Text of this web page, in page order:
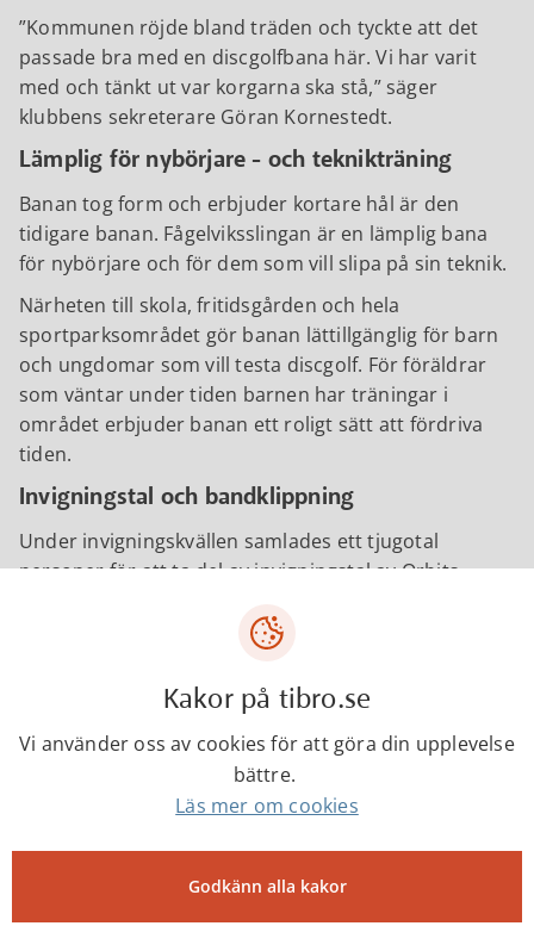
Kommunen röjde bland träden och tyckte att det
passade bra med en discgolfbana här. Vi har varit
med och tänkt ut var korgarna ska stå, säger
klubbens sekreterare Göran Kornestedt.
Lämplig för nybörjare - och teknikträning
Banan tog form och erbjuder kortare hål är den
tidigare banan. Fågelviksslingan är en lämplig bana
för nybörjare och för dem som vill slipa på sin teknik.
Närheten till skola, fritidsgården och hela
sportparksområdet gör banan lättillgänglig för barn
och ungdomar som vill testa discgolf. För föräldrar
som väntar under tiden barnen har träningar i
området erbjuder banan ett roligt sätt att fördriva
tiden.
Invigningstal och bandklippning
Under invigningskvällen samlades ett tjugotal
personer för att ta del av invigningstal av Orbits
nämndens ordförande Torbjörn Andersson. Båda var
kan mötas. Discgolf erbjuder en möjlighet för
människor att mötas över generationsgränserna,
året om.
Invigningsbandet klipptes av två av föreningens yngre
medlemmar. När bandet var klippt gjorde den
skickliga discgolfaren Jim Ljungqvist från Tibro entré.
Han hade tre chanser att sätta en ”ace”, motsvarande
Kakor på tibro.se
Vi använder oss av cookies för att göra din upplevelse
bättre.
Läs mer om cookies
Godkänn alla kakor